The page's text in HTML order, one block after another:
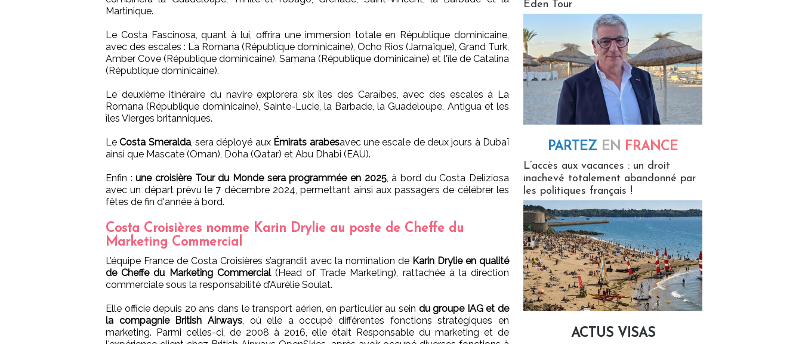
Martinique.
Le Costa Fascinosa, quant à lui, offrira une immersion totale en République dominicaine,
avec des escales : La Romana (République dominicaine), Ocho Rios (Jamaïque), Grand Turk,
Amber Cove (République dominicaine), Samana (République dominicaine) et l'île de Catalina
(République dominicaine).
Le deuxième itinéraire du navire explorera six îles des Caraïbes, avec des escales à La
Romana (République dominicaine), Sainte-Lucie, la Barbade, la Guadeloupe, Antigua et les
îles Vierges britanniques.
LeCosta Smeralda, sera déployé aux Émirats arabesavec une escale de deux jours à Dubaï
ainsi que Mascate (Oman), Doha (Qatar) et Abu Dhabi (EAU).
Enfin :une croisière Tour du Monde sera programmée en 2025, à bord du Costa Deliziosa
avec un départ prévu le 7 décembre 2024, permettant ainsi aux passagers de célébrer les
fêtes de fin d'année à bord.
Costa Croisières nomme Karin Drylie au poste de Cheffe du
Marketing Commercial
L’équipe France de Costa Croisières s’agrandit avec la nomination de Karin Drylie en qualité
de Cheffe du Marketing Commercial(Head of Trade Marketing), rattachée à la direction
commerciale sous la responsabilité d’Aurélie Soulat.
Elle officie depuis 20 ans dans le transport aérien, en particulier au sein du groupe IAG et de
la compagnie British Airways, où elle a occupé différentes fonctions stratégiques en
marketing. Parmi celles-ci, de 2008 à 2016, elle était Responsable du marketing et de
Eden Tour
PARTEZ EN FRANCE
L’accès aux vacances : un droit
inachevé totalement abandonné par
les politiques français !
ACTUS VISAS